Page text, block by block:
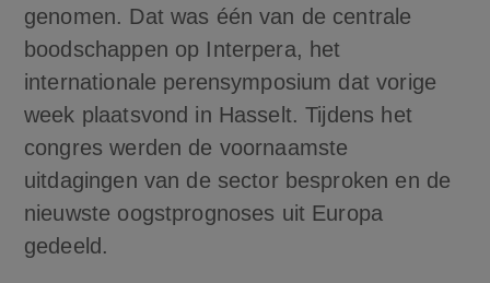
genomen. Dat was één van de centrale
boodschappen op Interpera, het
internationale perensymposium dat vorige
week plaatsvond in Hasselt. Tijdens het
congres werden de voornaamste
uitdagingen van de sector besproken en de
nieuwste oogstprognoses uit Europa
gedeeld.